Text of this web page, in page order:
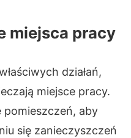
miejsca pracy
działań,
miejsce pracy.
pomieszczeń, aby
się zanieczyszczeń